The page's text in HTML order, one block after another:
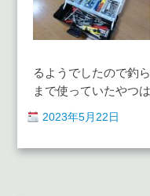
るようでしたので釣
まで使っていたやつ
2023年5月22日